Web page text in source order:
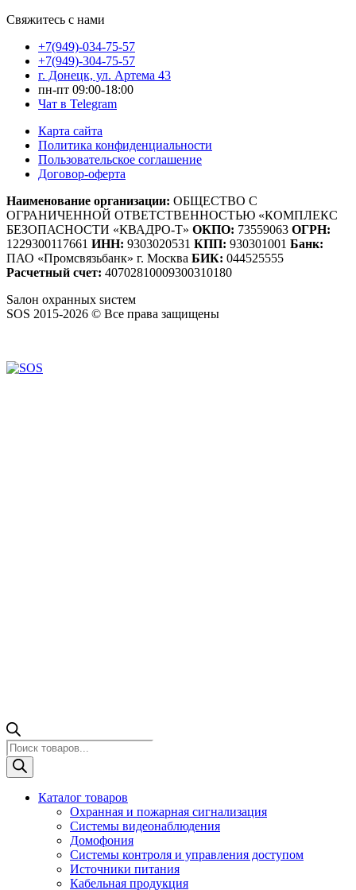
Свяжитесь с нами
+7(949)-034-75-57
+7(949)-304-75-57
г. Донецк, ул. Артема 43
пн-пт 09:00-18:00
Чат в Telegram
Карта сайта
Политика конфиденциальности
Пользовательское соглашение
Договор-оферта
Наименование организации: ОБЩЕСТВО С
ОГРАНИЧЕННОЙ ОТВЕТСТВЕННОСТЬЮ «КОМПЛЕКС
БЕЗОПАСНОСТИ «КВАДРО-Т» ОКПО: 73559063 ОГРН:
1229300117661 ИНН: 9303020531 КПП: 930301001 Банк:
ПАО «Промсвязьбанк» г. Москва БИК: 044525555
Расчетный счет: 40702810009300310180
Sалон охранных sистем
SOS 2015-2026 © Все права защищены
Поиск
товаров
Каталог товаров
Охранная и пожарная сигнализация
Системы видеонаблюдения
Домофония
Системы контроля и управления доступом
Источники питания
Кабельная продукция